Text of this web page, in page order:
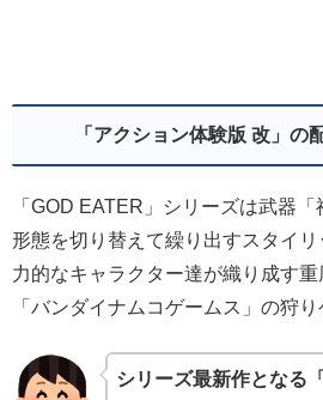
「アクション体験版 改」の
「GOD EATER」シリーズは武器
形態を切り替えて繰り出すスタイ
力的なキャラクター達が織り成す
「バンダイナムコゲームス」の狩り
シリーズ最新作となる